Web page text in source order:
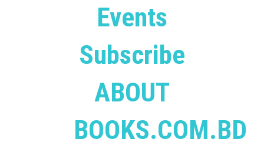
Events
Subscribe
ABOUT
BOOKS.COM.BD